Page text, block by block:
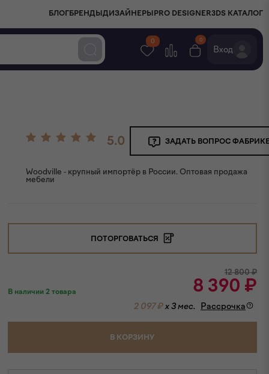
БЛОГ БРЕНДЫ ДИЗАЙНЕРЫ PRO DESIGNER3DS КАТАЛОГ
0 0
Вход
5.0 ЗАДАТЬ ВОПРОС
Woodville - крупный импортёр в России. Оптовая продажа
мебели
ПОТОРГОВАТЬСЯ
В наличии 2 товара
12 800₽
8 390 ₽
2 097 ₽x 3 мес. Рассрочка
В КОРЗИНУ